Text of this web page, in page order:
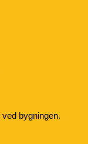
bygningen.